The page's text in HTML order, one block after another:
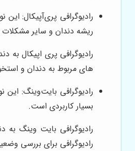
رادیوگرافی پری‌آپیکال:
ریشه دندان و سایر
رادیوگرافی پری اپیکال به
های مربوط به دندان و
رادیوگرافی بایت‌وینگ:
بسیار کاربردی است.
رادیوگرافی بایت وینگ
رادیوگرافی برای بررسی